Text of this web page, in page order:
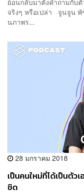
ย้อนกลับมาตั้งคำถามกับตั
จริงๆ หรือเปล่า จูนจูน พั
นภาพร...
28 มกราคม 2018
เป็นคนใหม่ที่ได้เป็นตั
ชิด